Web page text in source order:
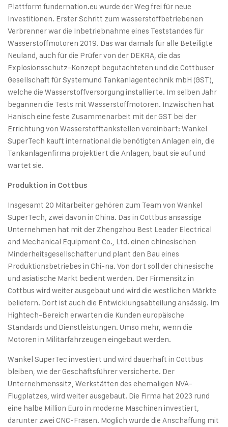
Plattform fundernation.eu wurde der Weg frei für neue
Investitionen. Erster Schritt zum wasserstoffbetriebenen
Verbrenner war die Inbetriebnahme eines Teststandes für
Wasserstoffmotoren 2019. Das war damals für alle Beteiligte
Neuland, auch für die Prüfer von der DEKRA, die das
Explosionsschutz-Konzept begutachteten und die Cottbuser
Gesellschaft für Systemund Tankanlagentechnik mbH (GST),
welche die Wasserstoffversorgung installierte. Im selben Jahr
begannen die Tests mit Wasserstoffmotoren. Inzwischen hat
Hanisch eine feste Zusammenarbeit mit der GST bei der
Errichtung von Wasserstofftankstellen vereinbart: Wankel
SuperTech kauft international die benötigten Anlagen ein, die
Tankanlagenfirma projektiert die Anlagen, baut sie auf und
wartet sie.
Produktion in Cottbus
Insgesamt 20 Mitarbeiter gehören zum Team von Wankel
SuperTech, zwei davon in China. Das in Cottbus ansässige
Unternehmen hat mit der Zhengzhou Best Leader Electrical
and Mechanical Equipment Co., Ltd. einen chinesischen
Minderheitsgesellschafter und plant den Bau eines
Produktionsbetriebes in Chi-na. Von dort soll der chinesische
und asiatische Markt bedient werden. Der Firmensitz in
Cottbus wird weiter ausgebaut und wird die westlichen Märkte
beliefern. Dort ist auch die Entwicklungsabteilung ansässig. Im
Hightech-Bereich erwarten die Kunden europäische
Standards und Dienstleistungen. Umso mehr, wenn die
Motoren in Militärfahrzeugen eingebaut werden.
Wankel SuperTec investiert und wird dauerhaft in Cottbus
bleiben, wie der Geschäftsführer versicherte. Der
Unternehmenssitz, Werkstätten des ehemaligen NVA-
Flugplatzes, wird weiter ausgebaut. Die Firma hat 2023 rund
eine halbe Million Euro in moderne Maschinen investiert,
darunter zwei CNC-Fräsen. Möglich wurde die Anschaffung mit